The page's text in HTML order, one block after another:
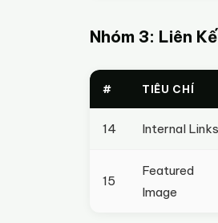
Nhóm 3: Liên
# TIÊU CHÍ
14 Internal Links
15
Featured
Image